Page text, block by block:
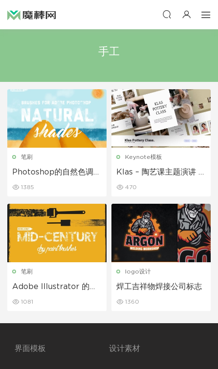
手工
笔刷
Photoshop的自然色调画
1385
Keynote模板
Klas – 陶艺课主题演讲 K
470
笔刷
Adobe Illustrator 的中
1081
logo设计
焊工吉祥物焊接公司标志
1360
界面模板 设计素材